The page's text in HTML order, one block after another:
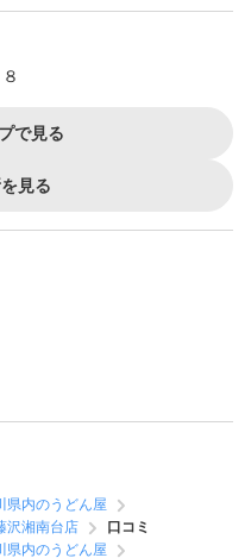
で見る
見る
県内のうどん屋
沢湘南台店
口コミ
県内のうどん屋